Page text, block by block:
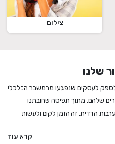
צילום
שלנו
לספק לעסקים שנפגעו מהמשבר הכלכלי
שלהם, מתוך תפיסה שחובתנו
הדדית. זה הזמן לקום ולעשות
הופעה, להתפנק במסעדה שמתמודדת
קרא עוד